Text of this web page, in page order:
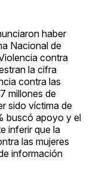
haber
Nacional de
contra
la cifra
contra las
millones de
sido víctima de
buscó apoyo y el
inferir que la
las mujeres
información